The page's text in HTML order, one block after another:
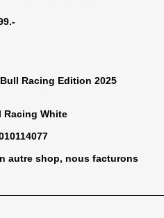
Racing Edition 2025
Racing White
autre shop, nous facturons